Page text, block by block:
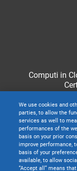
Computi in
We use cookies and
parties, to allow the
services as well to
performances of the
basis on your prior
improve performance,
basis of your
available, to allow
“Accept all” means